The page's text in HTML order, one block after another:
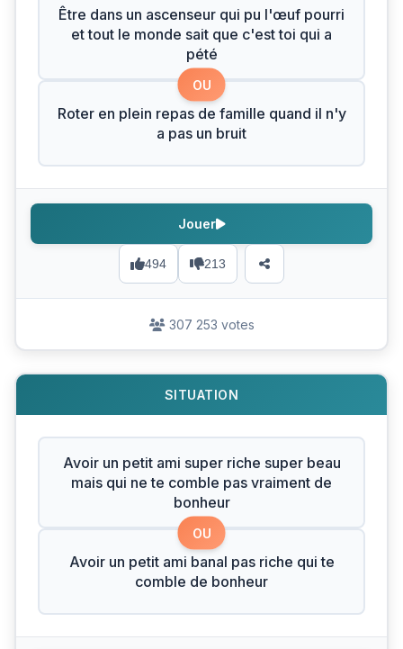
Être dans un ascenseur qui pu l'œuf pourri
et tout le monde sait que c'est toi qui a
pété
OU
Roter en plein repas de famille quand il n'y
a pas un bruit
494 213
Jouer
307 253 votes
SITUATION
Avoir un petit ami super riche super beau
mais qui ne te comble pas vraiment de
bonheur
OU
Avoir un petit ami banal pas riche qui te
comble de bonheur